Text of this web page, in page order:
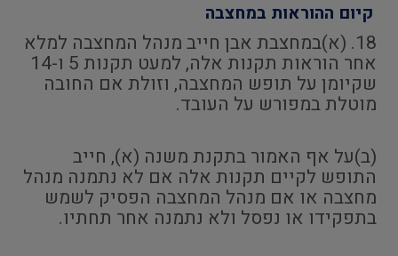
קיום ההוראות במחצבה
18. (א)במחצבת אבן חייב מנהל המחצבה למלא
אחר הוראות תקנות אלה, למעט תקנות 5 ו-14
שקיומן על תופש המחצבה, וזולת אם החובה
מוטלת במפורש על העובד.
(ב)על אף האמור בתקנת משנה (א), חייב
התופש לקיים תקנות אלה אם לא נתמנה מנהל
מחצבה או אם מנהל המחצבה הפסיק לשמש
בתפקידו או נפסל ולא נתמנה אחר תחתיו.